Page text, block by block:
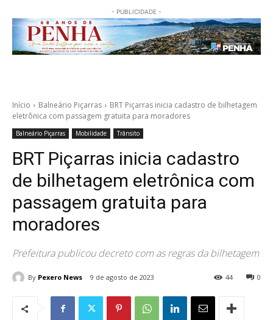
- PUBLICIDADE -
Início Balneário Piçarras
BRT Piçarras inicia cadastro de bilhetagem
eletrônica com passagem gratuita para moradores
Balneário Piçarras Mobilidade Trânsito
BRT Piçarras inicia cadastro
de bilhetagem eletrônica com
passagem gratuita para
moradores
Prefeitura publicou decreto com as regras da bilhetagem
By Pexero News 9 de agosto de 2023 0
44